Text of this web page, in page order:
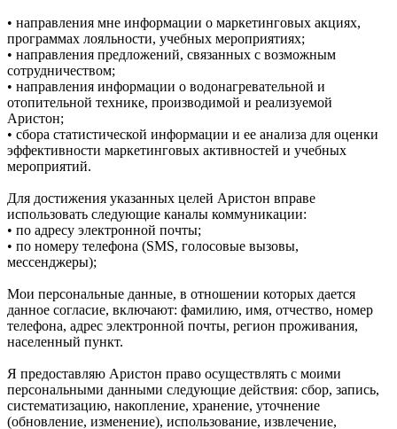
• направления мне информации о маркетинговых акциях,
программах лояльности, учебных мероприятиях;
• направления предложений, связанных с возможным
сотрудничеством;
• направления информации о водонагревательной и
отопительной технике, производимой и реализуемой
Аристон;
• сбора статистической информации и ее анализа для оценки
эффективности маркетинговых активностей и учебных
мероприятий.
Для достижения указанных целей Аристон вправе
использовать следующие каналы коммуникации:
• по адресу электронной почты;
• по номеру телефона (SMS, голосовые вызовы,
мессенджеры);
Мои персональные данные, в отношении которых дается
данное согласие, включают: фамилию, имя, отчество, номер
телефона, адрес электронной почты, регион проживания,
населенный пункт.
Я предоставляю Аристон право осуществлять с моими
персональными данными следующие действия: сбор, запись,
систематизацию, накопление, хранение, уточнение
(обновление, изменение), использование, извлечение,